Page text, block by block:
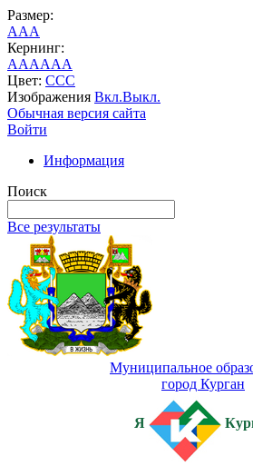
Размер:
AAA
Кернинг:
AAAAAA
Цвет: CCC
Изображения Вкл.Выкл.
Обычная версия сайта
Войти
Информация
Поиск
Все результаты
Муниципальное
город Курган
Я